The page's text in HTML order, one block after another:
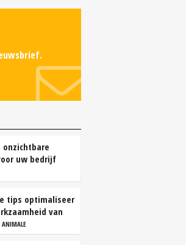
onzichtbare
uw bedrijf
tips optimaliseer
van
ANIMALE